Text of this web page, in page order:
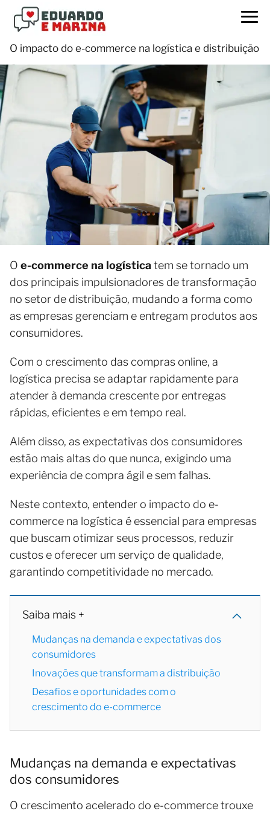
O impacto do e-commerce na logística e distribuição
O e-commerce na logísticatem se tornado um
dos principais impulsionadores de transformação
no setor de distribuição, mudando a forma como
as empresas gerenciam e entregam produtos aos
consumidores.
Com o crescimento das compras online, a
logística precisa se adaptar rapidamente para
atender à demanda crescente por entregas
rápidas, eficientes e em tempo real.
Além disso, as expectativas dos consumidores
estão mais altas do que nunca, exigindo uma
experiência de compra ágil e sem falhas.
Neste contexto, entender o impacto do e-
commerce na logística é essencial para empresas
que buscam otimizar seus processos, reduzir
custos e oferecer um serviço de qualidade,
garantindo competitividade no mercado.
Saiba mais +
Mudanças na demanda e expectativas dos
consumidores
Inovações que transformam a distribuição
Desafios e oportunidades com o
crescimento do e-commerce
Mudanças na demanda e expectativas
dos consumidores
O crescimento acelerado do e-commerce trouxe